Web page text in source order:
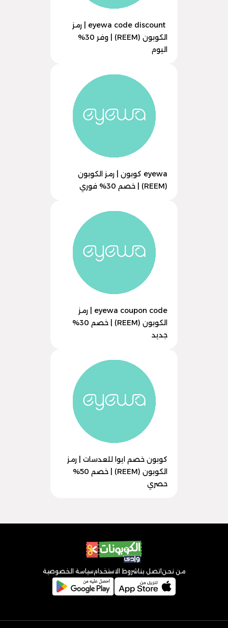
eyewa code discount | رمز
الكوبون (REEM) | وفر 30%
اليوم
eyewa كوبون | رمز الكوبون
(REEM) | خصم 30% فوري
eyewa coupon code | رمز
الكوبون (REEM) | خصم 30%
جديد
كوبون خصم ايوا للعدسات | رمز
الكوبون (REEM) | خصم 50%
حصري
من نحن اتصل بنا شروط الاستخدامسياسة الخصوصية